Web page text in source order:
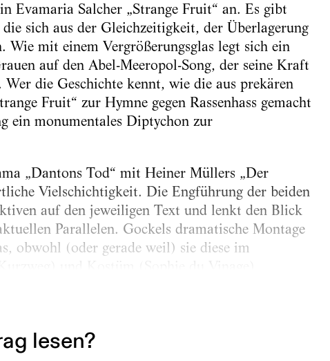
Evamaria Salcher „Strange Fruit“ an. Es gibt
sich aus der Gleichzeitigkeit, der Überlagerung
Wie mit einem Vergrößerungsglas legt sich ein
auf den Abel-Meeropol-Song, der seine Kraft
die Geschichte kennt, wie die aus prekären
Fruit“ zur Hymne gegen Rassenhass gemacht
ein monumentales Diptychon zur
„Dantons Tod“ mit Heiner Müllers „Der
Vielschichtigkeit. Die Engführung der beiden
auf den jeweiligen Text und lenkt den Blick
Parallelen. Gockels dramatische Montage
obwohl (oder gerade weil) sie diese im
lesen?